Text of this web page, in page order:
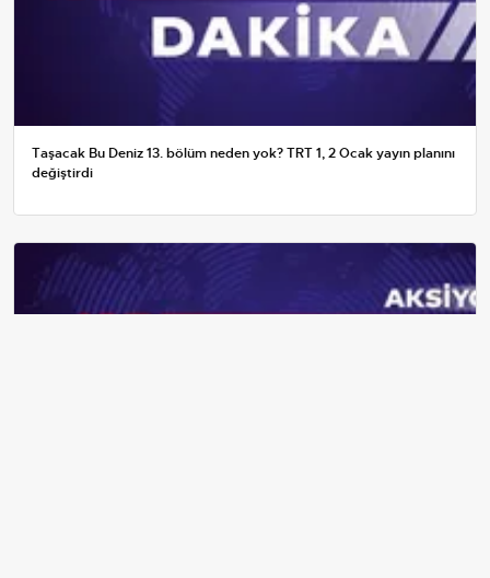
Taşacak Bu Deniz 13. bölüm neden yok? TRT 1, 2 Ocak yayın planını
değiştirdi